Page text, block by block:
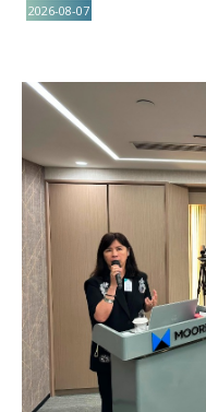
2026-08-07